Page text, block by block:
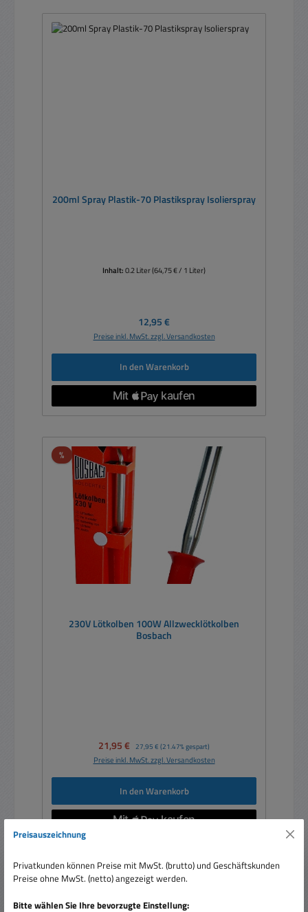
200ml Spray Plastik-70 Plastikspray Isolierspray
Inhalt:0.2 Liter(64,75 € / 1 Liter)
Regulärer Preis:
12,95 €
Preise inkl. MwSt. zzgl. Versandkosten
In den Warenkorb
%Rabatt
230V Lötkolben 100W Allzwecklötkolben
Bosbach
Verkaufspreis:
21,95 € Regulärer Preis:
27,95 € (21.47% gespart)
Preise inkl. MwSt. zzgl. Versandkosten
In den Warenkorb
%Rabatt
Preisauszeichnung
Privatkunden können Preise mit MwSt. (brutto) und Geschäftskunden
Preise ohne MwSt. (netto) angezeigt werden.
Bitte wählen Sie Ihre bevorzugte Einstellung: